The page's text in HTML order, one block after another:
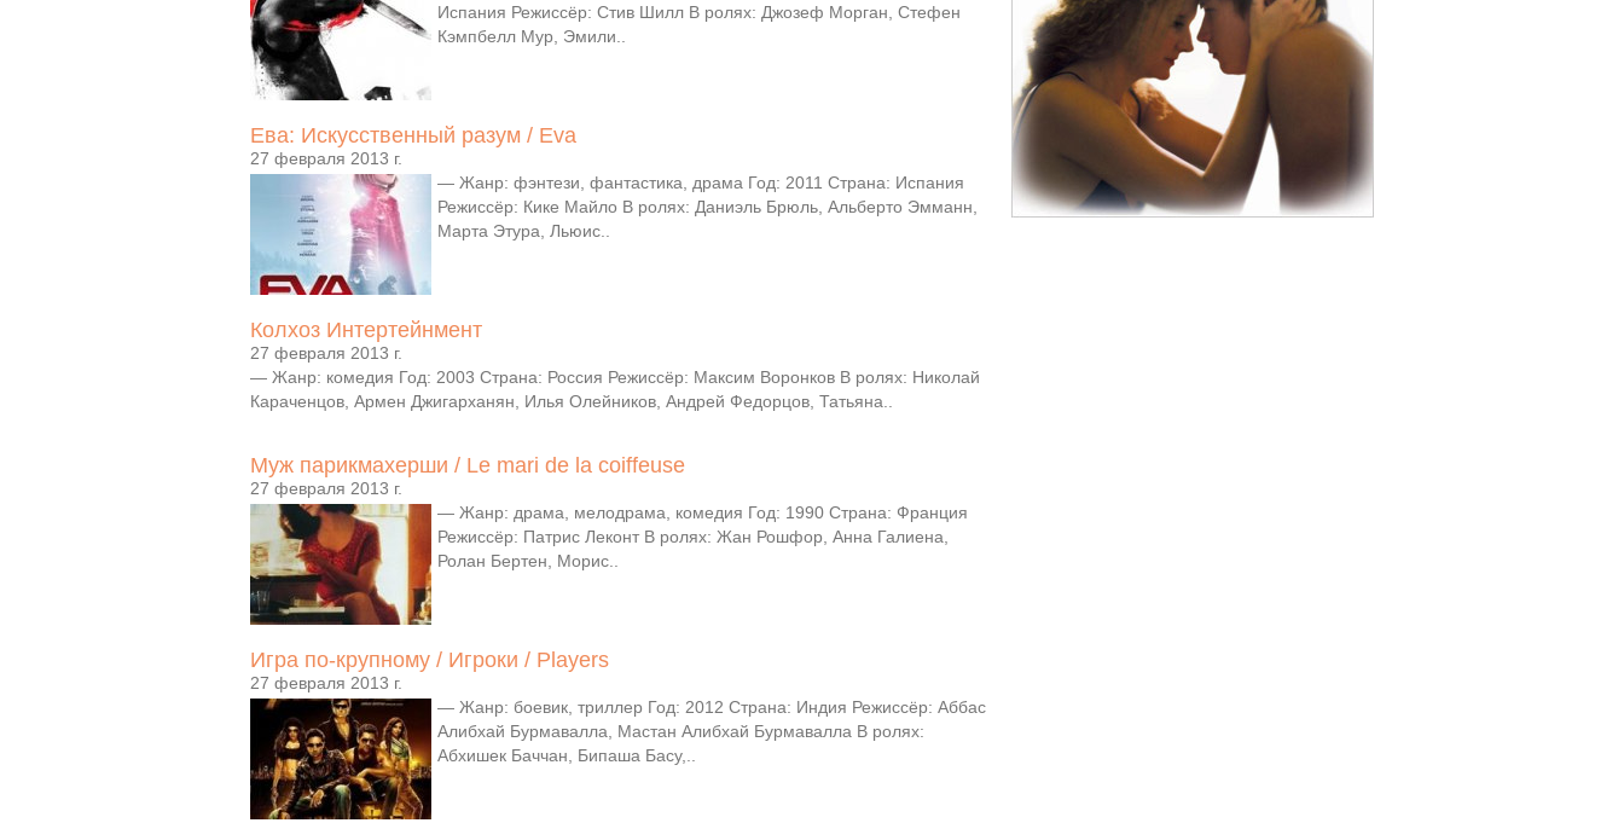
Испания Режиссёр: Стив Шилл В ролях: Джозеф Морган, Стефен
Кэмпбелл Мур, Эмили..
Ева: Искусственный разум / Eva
27 февраля 2013 г.
— Жанр: фэнтези, фантастика, драма Год: 2011 Страна: Испания
Режиссёр: Кике Майло В ролях: Даниэль Брюль, Альберто Эмманн,
Марта Этура, Льюис..
Колхоз Интертейнмент
27 февраля 2013 г.
— Жанр: комедия Год: 2003 Страна: Россия Режиссёр: Максим Воронков В ролях: Николай
Караченцов, Армен Джигарханян, Илья Олейников, Андрей Федорцов, Татьяна..
Муж парикмахерши / Le mari de la coiffeuse
27 февраля 2013 г.
— Жанр: драма, мелодрама, комедия Год: 1990 Страна: Франция
Режиссёр: Патрис Леконт В ролях: Жан Рошфор, Анна Галиена,
Ролан Бертен, Морис..
Игра по-крупному / Игроки / Players
27 февраля 2013 г.
— Жанр: боевик, триллер Год: 2012 Страна: Индия Режиссёр: Аббас
Алибхай Бурмавалла, Мастан Алибхай Бурмавалла В ролях:
Абхишек Баччан, Бипаша Басу,..